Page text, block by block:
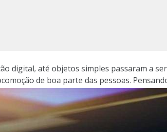
digital, até objetos simples passaram a
de boa parte das pessoas.